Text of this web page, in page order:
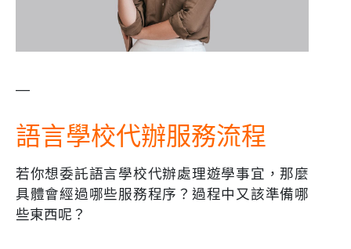
—
語言學校代辦服務流程
若你想委託語言學校代辦處理遊學事宜，那麼
具體會經過哪些服務程序？過程中又該準備哪
些東西呢？